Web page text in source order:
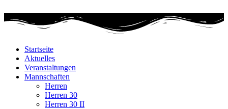
wechseln
Startseite
Aktuelles
Veranstaltungen
Mannschaften
Herren
Herren 30
Herren 30 II